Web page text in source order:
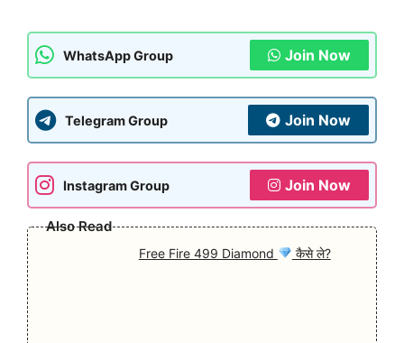
WhatsApp Group Join Now
Telegram Group Join Now
Instagram Group Join Now
Also Read
Free Fire 499 Diamond कैसे ले?